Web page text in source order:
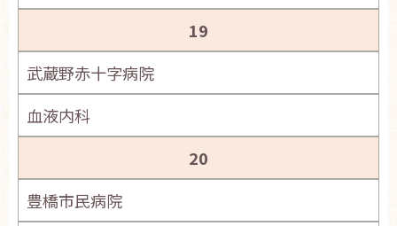
19
武蔵野赤十字病院
血液内科
20
豊橋市民病院